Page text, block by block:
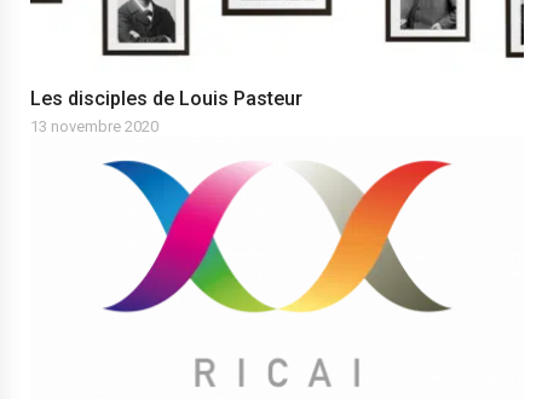
Les disciples de Louis Pasteur
13 novembre 2020